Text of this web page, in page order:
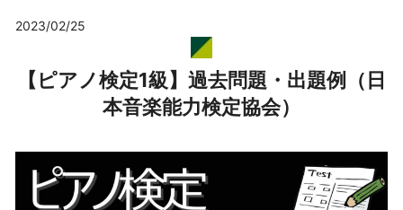
2023/02/25
【ピアノ検定1級】過去問題・出題例（日
本音楽能力検定協会）